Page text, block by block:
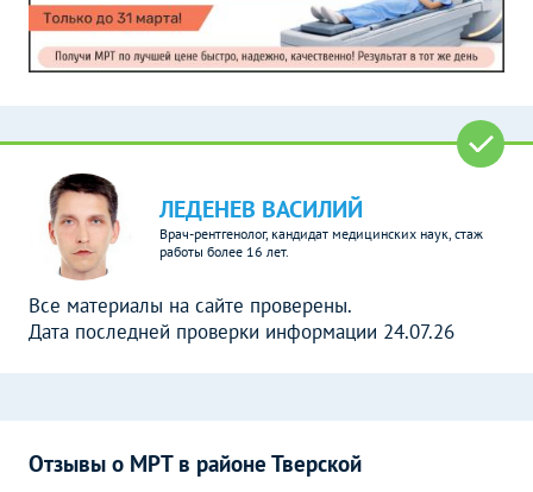
ЛЕДЕНЕВ ВАСИЛИЙ
Врач-рентгенолог, кандидат медицинских наук, стаж
работы более 16 лет.
Все материалы на сайте проверены.
Дата последней проверки информации 24.07.26
Отзывы о МРТ в районе Тверской